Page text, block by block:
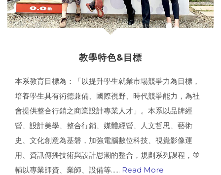
教學特色&目標
本系教育目標為：「以提升學生就業市場競爭力為目標，
培養學生具有術德兼備、國際視野、時代競爭能力，為社
會提供整合行銷之商業設計專業人才」。本系以品牌經
營、設計美學、整合行銷、媒體經營、人文哲思、藝術
史、文化創意為基磐，加強電腦數位科技、視覺影像運
用、資訊傳播技術與設計思潮的整合，規劃系列課程，並
輔以專業師資、業師、設備等...... Read More